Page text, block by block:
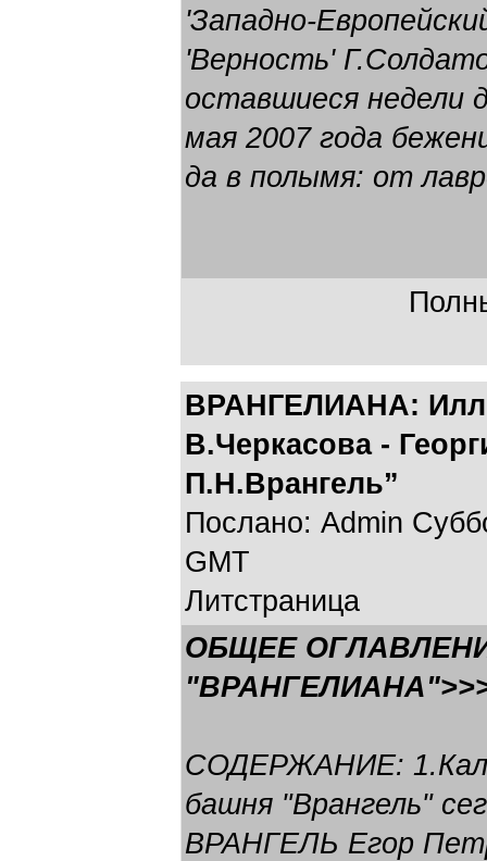
'Западно-
'Верность'
оставшиеся
мая 2007 года
да в полымя: от
ВРАНГЕЛИАНА:
В.Черкасова -
П.Н.Врангель”
Послано: Admin
GMT
Литстраница
ОБЩЕЕ
СОДЕРЖАНИЕ:
башня "Врангель"
ВРАНГЕЛЬ Егор